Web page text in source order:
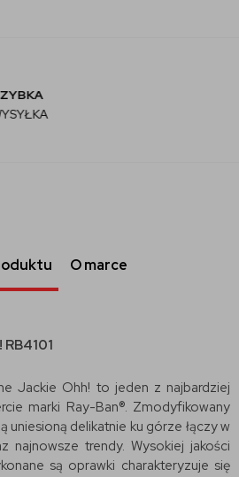
O marce
Jackie Ohh! to jeden z najbardziej
marki Ray-Ban®. Zmodyfikowany
uniesioną delikatnie ku górze łączy w
najnowsze trendy. Wysokiej jakości
są oprawki charakteryzuje się